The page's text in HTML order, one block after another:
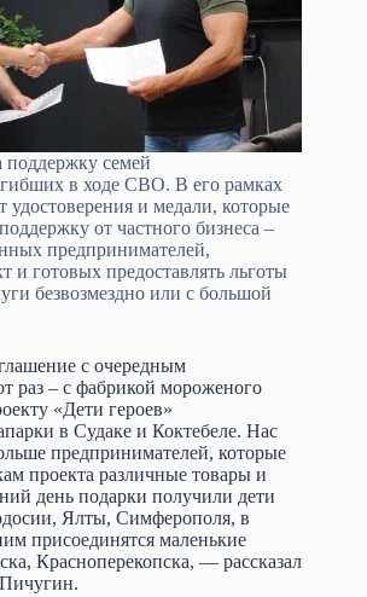
поддержку семей
в ходе СВО. В его рамках
удостоверения и медали, которые
от частного бизнеса –
предпринимателей,
и готовых предоставлять льготы
безвозмездно или с большой
с очередным
раз – с фабрикой мороженого
«Дети героев»
в Судаке и Коктебеле. Нас
предпринимателей, которые
проекта различные товары и
день подарки получили дети
Ялты, Симферополя, в
присоединятся маленькие
Красноперекопска, — рассказал